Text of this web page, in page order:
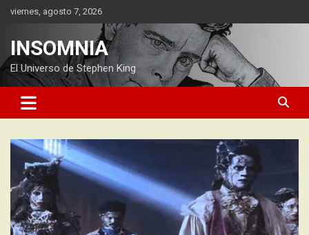
Saltarviernes, agosto 7, 2026
INSOMNIA
El Universo de Stephen King